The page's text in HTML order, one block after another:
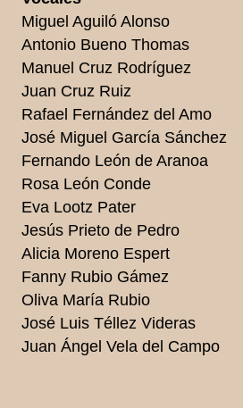
Miguel Aguiló Alonso
Antonio Bueno Thomas
Manuel Cruz Rodríguez
Juan Cruz Ruiz
Rafael Fernández del Amo
José Miguel García Sánchez
Fernando León de Aranoa
Rosa León Conde
Eva Lootz Pater
Jesús Prieto de Pedro
Alicia Moreno Espert
Fanny Rubio Gámez
Oliva María Rubio
José Luis Téllez Videras
Juan Ángel Vela del Campo